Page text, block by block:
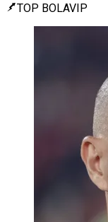
TOP BOLAVIP